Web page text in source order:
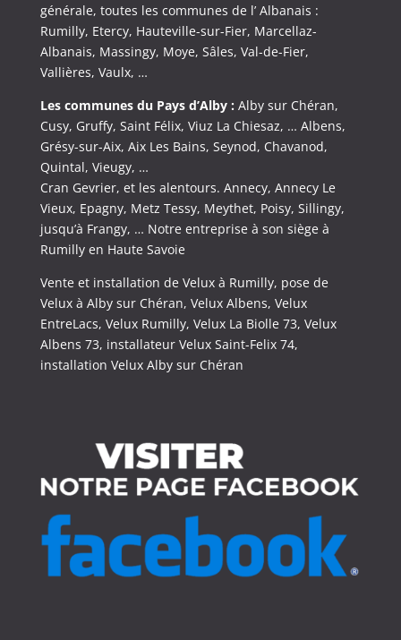
générale, toutes les communes de l’ Albanais :
Rumilly, Etercy, Hauteville-sur-Fier, Marcellaz-
Albanais, Massingy, Moye, Sâles, Val-de-Fier,
Vallières, Vaulx, …
Les communes du Pays d’Alby : Alby sur Chéran,
Cusy, Gruffy, Saint Félix, Viuz La Chiesaz, … Albens,
Grésy-sur-Aix, Aix Les Bains, Seynod, Chavanod,
Quintal, Vieugy, …
Cran Gevrier, et les alentours. Annecy, Annecy Le
Vieux, Epagny, Metz Tessy, Meythet, Poisy, Sillingy,
jusqu’à Frangy, … Notre entreprise à son siège à
Rumilly en Haute Savoie
Vente et installation de Velux à Rumilly, pose de
Velux à Alby sur Chéran, Velux Albens, Velux
EntreLacs, Velux Rumilly, Velux La Biolle 73, Velux
Albens 73, installateur Velux Saint-Felix 74,
installation Velux Alby sur Chéran